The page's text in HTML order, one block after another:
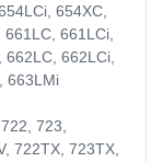
654XC,
661LCi,
662LCi,
663LMi
723,
722TX, 723TX,